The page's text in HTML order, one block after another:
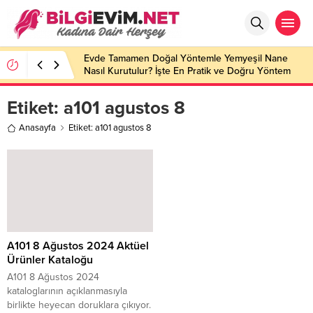
Evde Tamamen Doğal Yöntemle Yemyeşil Nane
Nasıl Kurutulur? İşte En Pratik ve Doğru Yöntem
Etiket: a101 agustos 8
Anasayfa Etiket: a101 agustos 8
A101 8 Ağustos 2024 Aktüel
Ürünler Kataloğu
A101 8 Ağustos 2024
kataloglarının açıklanmasıyla
birlikte heyecan doruklara çıkıyor.